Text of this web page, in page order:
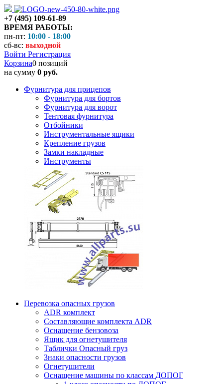
+7 (495) 109-61-89
ВРЕМЯ РАБОТЫ:
пн-пт: 10:00 - 18:00
сб-вс: выходной
Войти Регистрация
Корзина0 позиций
на сумму 0 руб.
Фурнитура для прицепов
Фурнитура для бортов
Фурнитура для ворот
Тентовая фурнитура
Отбойники
Инструментальные ящики
Крепление грузов
Замки накладные
Инструменты
Перевозка опасных грузов
ADR комплект
Составляющие комплекта ADR
Оснащение бензовоза
Ящик для огнетушителя
Таблички Опасный груз
Знаки опасности грузов
Огнетушители
Оснащение машины по классам ДОПОГ